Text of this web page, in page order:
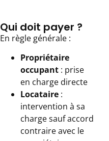
Qui doit payer ?
En règle générale :
Propriétaire
occupant : prise
en charge directe
Locataire :
intervention à sa
charge sauf accord
contraire avec le